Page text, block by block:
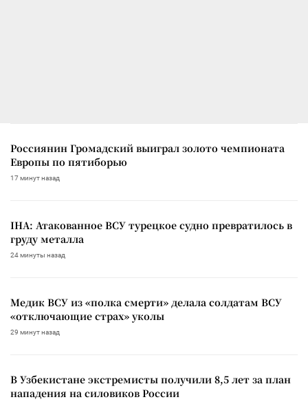
Россиянин Громадский выиграл золото чемпионата
Европы по пятиборью
17 минут назад
IHA: Атакованное ВСУ турецкое судно превратилось в
груду металла
24 минуты назад
Медик ВСУ из «полка смерти» делала солдатам ВСУ
«отключающие страх» уколы
29 минут назад
В Узбекистане экстремисты получили 8,5 лет за план
нападения на силовиков России